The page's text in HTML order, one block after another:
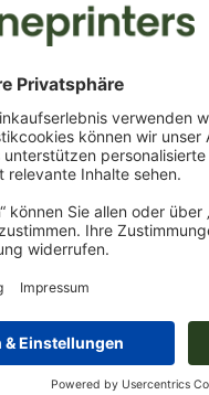
und Satzfehler
sind eine bzw.
Benennen Sie die
FORMULA GUIDE
sind keine Metallic- und
Gold (Pantone 871 C) und
möglich. Bitte benennen
Volltonfarbe in „gold“ oder